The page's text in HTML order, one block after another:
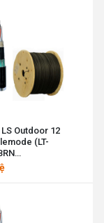
Outdoor 12
(LT-
LS cable